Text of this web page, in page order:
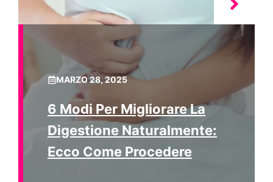
MARZO 28, 2025
6 Modi Per Migliorare La
Digestione Naturalmente:
Ecco Come Procedere